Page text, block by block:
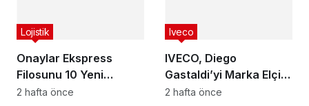
Onaylar Ekspress
Filosunu 10 Yeni
Renault Trucks T520
Lojistik
2 hafta önce
IVECO, Diego
Gastaldi’yi Marka Elçisi
Olarak Duyurdu:
Iveco
2 hafta önce